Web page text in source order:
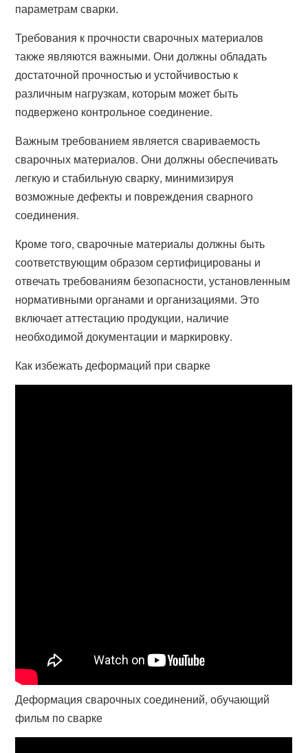
параметрам сварки.
Требования к прочности сварочных материалов
также являются важными. Они должны обладать
достаточной прочностью и устойчивостью к
различным нагрузкам, которым может быть
подвержено контрольное соединение.
Важным требованием является свариваемость
сварочных материалов. Они должны обеспечивать
легкую и стабильную сварку, минимизируя
возможные дефекты и повреждения сварного
соединения.
Кроме того, сварочные материалы должны быть
соответствующим образом сертифицированы и
отвечать требованиям безопасности, установленным
нормативными органами и организациями. Это
включает аттестацию продукции, наличие
необходимой документации и маркировку.
Как избежать деформаций при сварке
Деформация сварочных соединений, обучающий
фильм по сварке